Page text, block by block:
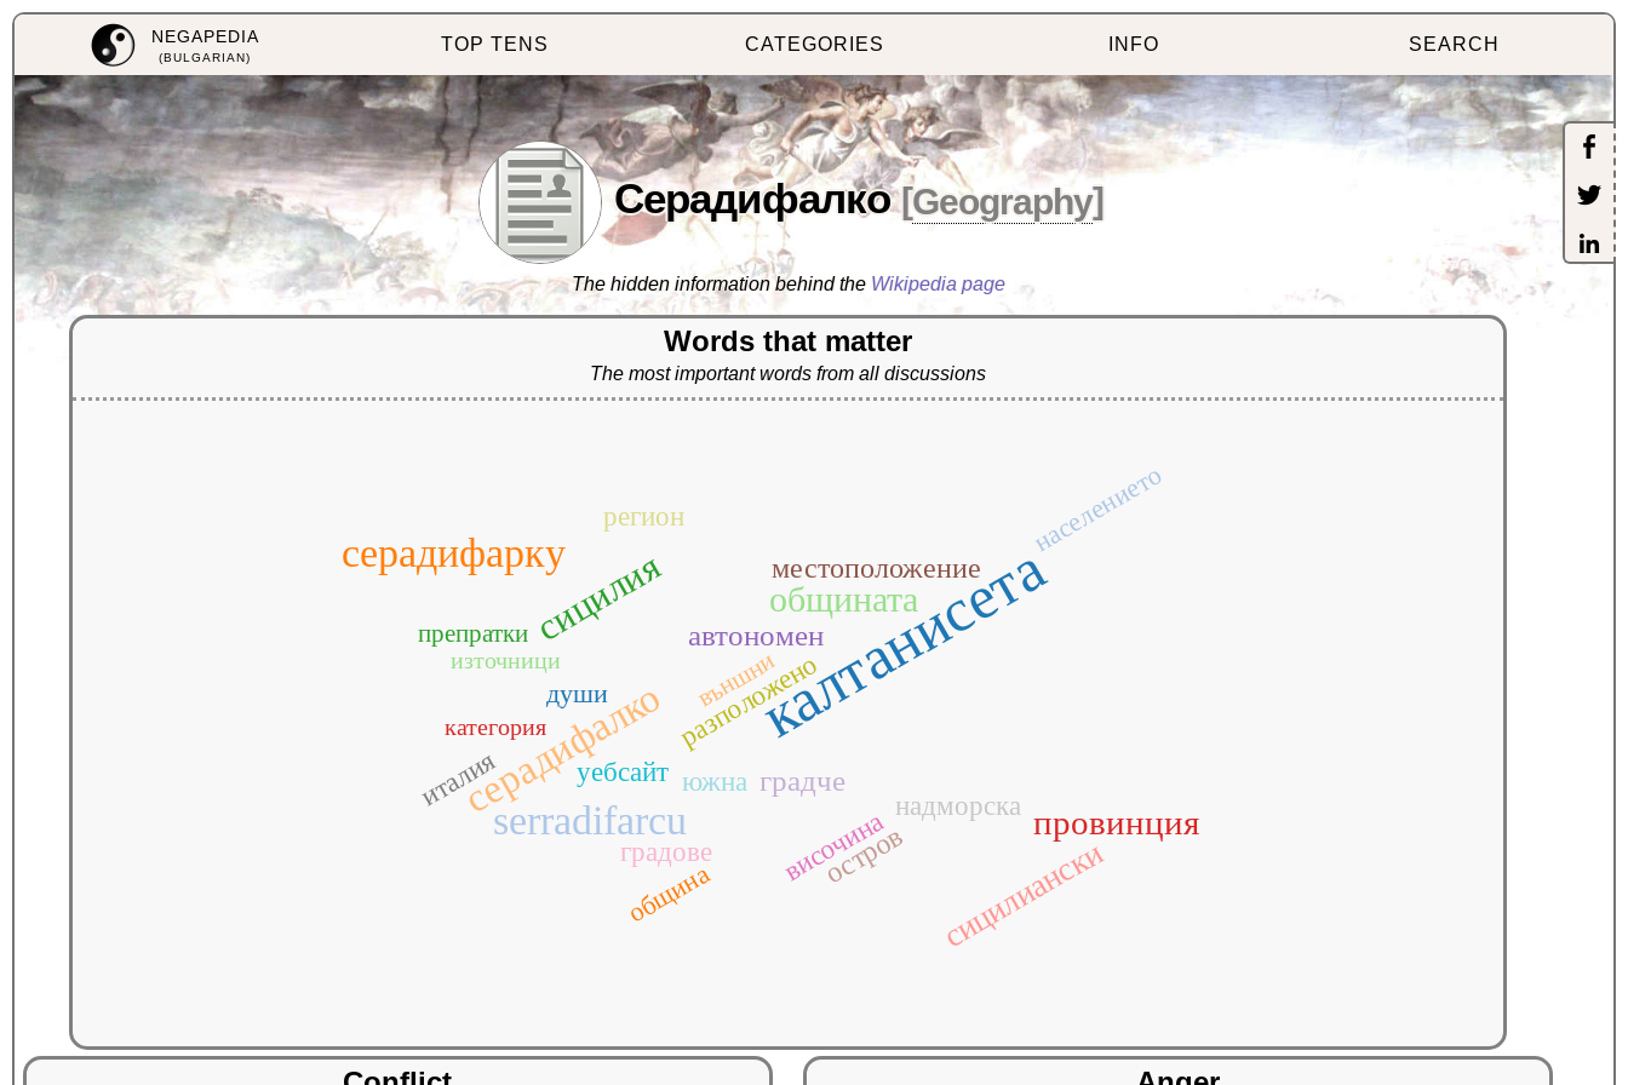
NEGAPEDIA
(BULGARIAN)
TOP TENS CATEGORIES INFO SEARCH
Серадифалко [Geography]
The hidden information behind the Wikipedia page
Words that matter
The most important words from all discussions
калтанисета
serradifarcu
серадифарку
серадифалко
сицилия общината
провинция
сицилиански
автономен
градче
местоположение
остров
височина
градове
италия надморска
разположено
регион
уебсайт южна
души
населението
община
външни
препратки
източници
категория